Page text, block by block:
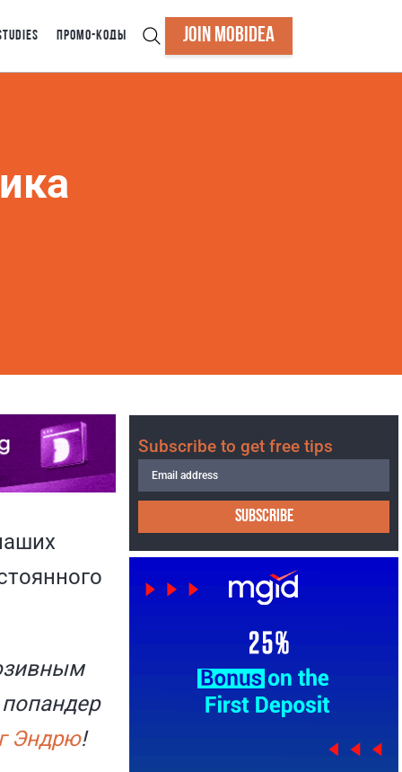
ПРОМО-КОДЫ JOIN MOBIDEA
Эндрю!
Subscribe to get free tips
SUBSCRIBE